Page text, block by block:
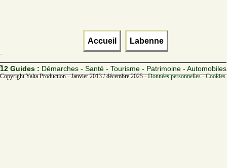
Accueil Labenne
12 Guides : Démarches - Santé - Tourisme - Patrimoine - Automobiles
Copyright Yalta Production - Janvier 2013 / décembre 2025 -Données personnelles -